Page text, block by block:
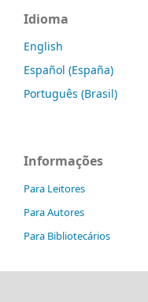
Idioma
English
Español (España)
Português (Brasil)
Informações
Para Leitores
Para Autores
Para Bibliotecários